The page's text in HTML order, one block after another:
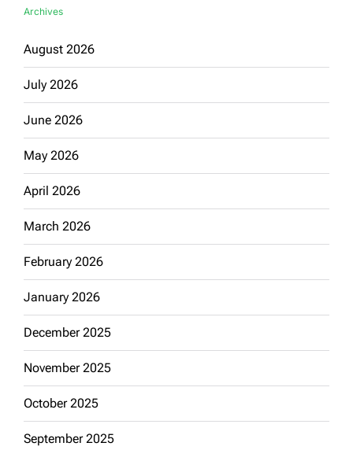
Archives
August 2026
July 2026
June 2026
May 2026
April 2026
March 2026
February 2026
January 2026
December 2025
November 2025
October 2025
September 2025